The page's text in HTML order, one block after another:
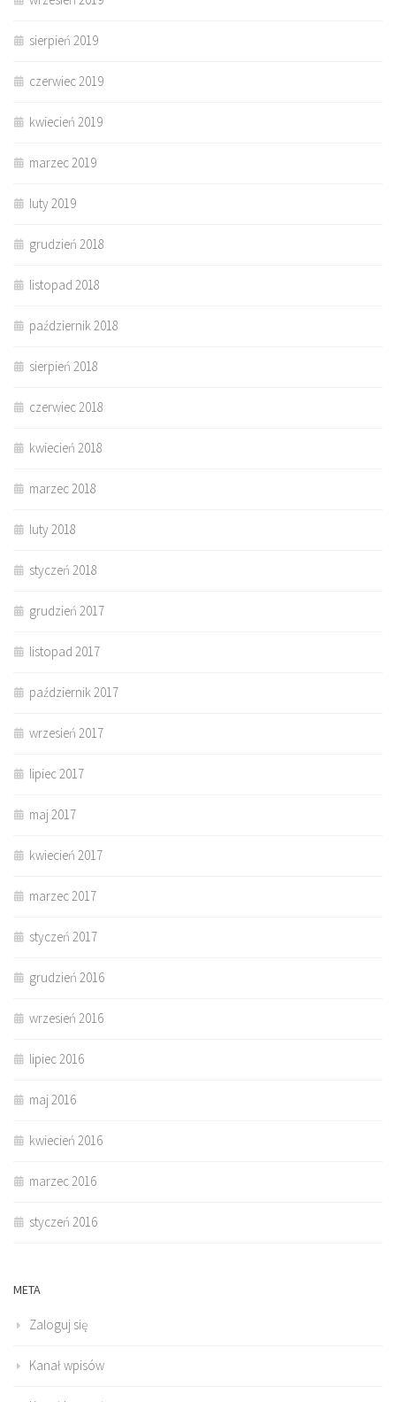
sierpień 2019
czerwiec 2019
kwiecień 2019
marzec 2019
luty 2019
grudzień 2018
listopad 2018
październik 2018
sierpień 2018
czerwiec 2018
kwiecień 2018
marzec 2018
luty 2018
styczeń 2018
grudzień 2017
listopad 2017
październik 2017
wrzesień 2017
lipiec 2017
maj 2017
kwiecień 2017
marzec 2017
styczeń 2017
grudzień 2016
wrzesień 2016
lipiec 2016
maj 2016
kwiecień 2016
marzec 2016
styczeń 2016
META
Zaloguj się
Kanał wpisów